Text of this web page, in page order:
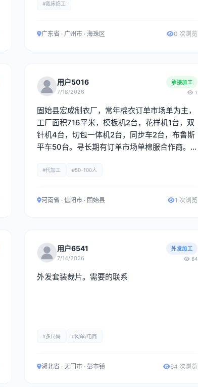
#裁床临工
广东省 · 广州市 · 海珠区 0 次浏览
用户5016
7/18/2026
承接加工
1
固始县宏成制衣厂，常年棉衣订单市场单为主，
工厂面积716平米，模板机2台，花样机1台，双
针机4台，切包一体机2台，同步车2台，布鲁斯
平车50台。寻长期有订单市场单棉服合作商。
#代加工 #50-100人
河南省 · 信阳市 · 固始县 1 次浏览
用户6541
7/14/2026
外发加工
64
外发套装裁片。需要的联系
#多尺码 #网单/电商
湖北省 · 天门市 · 彭市镇 64 次浏览